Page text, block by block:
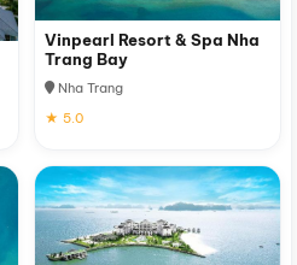
Vinpearl Resort & Spa Nha
Trang Bay
Nha Trang
★ 5.0